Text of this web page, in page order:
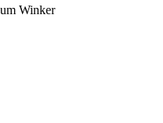
Winker